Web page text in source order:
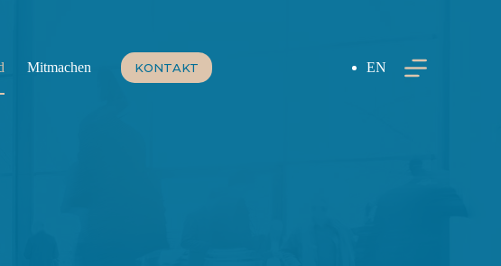
Mitmachen KONTAKT EN